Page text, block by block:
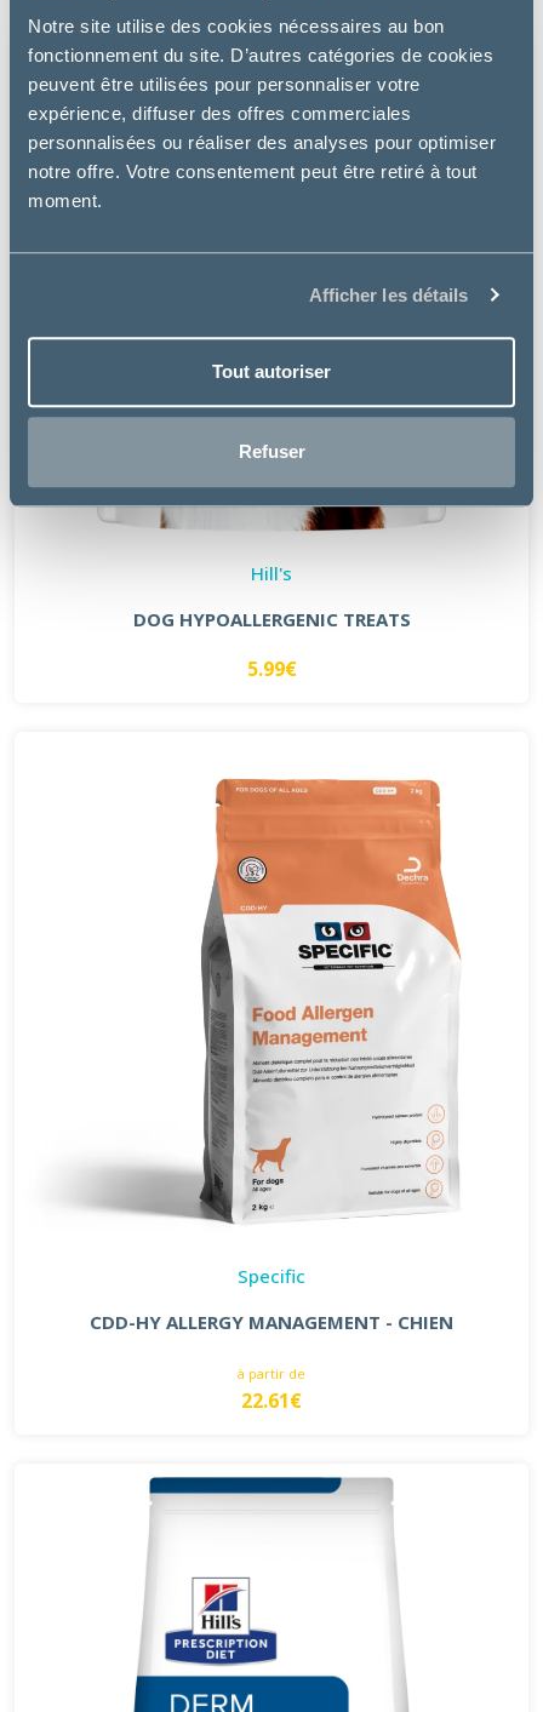
Notre site utilise des cookies nécessaires au bon
fonctionnement du site. D’autres catégories de cookies
peuvent être utilisées pour personnaliser votre
expérience, diffuser des offres commerciales
personnalisées ou réaliser des analyses pour optimiser
notre offre. Votre consentement peut être retiré à tout
moment.
Afficher les détails
Tout autoriser
Refuser
Hill's
DOG HYPOALLERGENIC TREATS
5.99€
Specific
CDD-HY ALLERGY MANAGEMENT - CHIEN
à partir de
22.61€